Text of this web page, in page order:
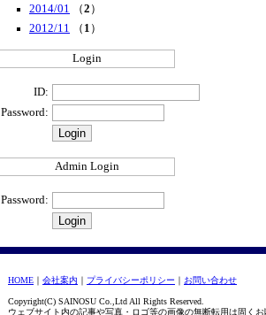
2014/01 （2 ）
2012/11 （ 1 ）
Login
ID:
Password:
Admin Login
Password:
HOME ｜ 会社案内 ｜ プライバシーポリシー ｜ お問い合わせ
Copyright(C) SAINOSU Co.,Ltd All Rights Reserved.
ウェブサイト内の記事や写真・ロゴ等の画像の無断転用は固く